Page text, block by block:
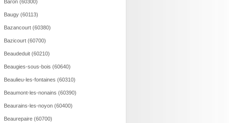
Baron (60300)
Baugy (60113)
Bazancourt (60380)
Bazicourt (60700)
Beaudeduit (60210)
Beaugies-sous-bois (60640)
Beaulieu-les-fontaines (60310)
Beaumont-les-nonains (60390)
Beaurains-les-noyon (60400)
Beaurepaire (60700)